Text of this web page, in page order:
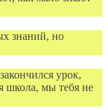
знаний, но
урок,
школа, мы тебя не